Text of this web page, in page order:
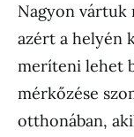
Nagyon vártuk
azért a helyén
meríteni lehet
mérkőzése
otthonában,